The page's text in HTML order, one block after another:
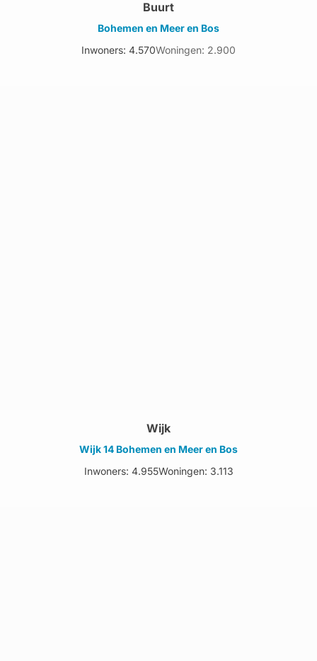
Buurt
Bohemen en Meer en Bos
Inwoners: 4.570Woningen: 2.900
Wijk
Wijk 14 Bohemen en Meer en Bos
Inwoners: 4.955Woningen: 3.113